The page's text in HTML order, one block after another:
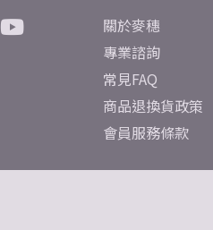
關於麥穗
專業諮詢
常見FAQ
商品退換貨政策
會員服務條款